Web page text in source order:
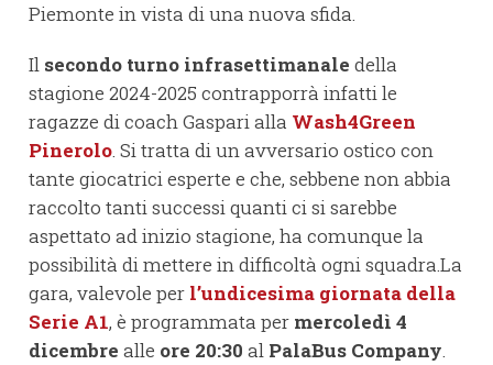
Piemonte in vista di una nuova sfida.
Il secondo turno infrasettimanale della
stagione 2024-2025 contrapporrà infatti le
ragazze di coach Gaspari alla Wash4Green
Pinerolo. Si tratta di un avversario ostico con
tante giocatrici esperte e che, sebbene non abbia
raccolto tanti successi quanti ci si sarebbe
aspettato ad inizio stagione, ha comunque la
possibilità di mettere in difficoltà ogni squadra.La
gara, valevole per l’undicesima giornata della
Serie A1, è programmata per mercoledì 4
dicembre alle ore 20:30 al PalaBus Company.